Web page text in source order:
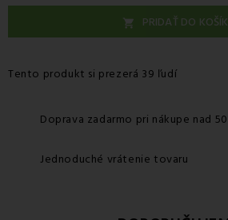
 PRIDAŤ DO
Tento produkt si prezerá 39 ľudí
Doprava zadarmo pri nákupe nad
Jednoduché vrátenie tovaru